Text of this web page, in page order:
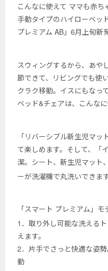
こんなに使えて ママも赤ち
手動タイプのハイローベッ
プレミアム AB」6月上旬新
スウィングするから、あや
節できて、リビングでも使
クラク移動。イスにもなっ
ベッド&チェアは、こんな
「リバーシブル新生児マ
て楽しめます。そして、「
潔。シート、新生児マット
ーが洗濯機で丸洗いできます
「スマート プレミアム」
1．取り外し可能な洗えるト
えます。
2．片手でさっと快適な姿
動